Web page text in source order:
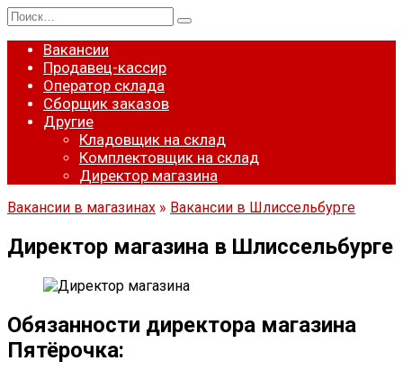
Перейти
к
содержанию
Search
for:
Вакансии
Продавец-кассир
Оператор склада
Сборщик заказов
Другие
Кладовщик на склад
Комплектовщик на склад
Директор магазина
Вакансии в магазинах » Вакансии в Шлиссельбурге
Директор магазина в Шлиссельбурге
Обязанности директора магазина
Пятёрочка: